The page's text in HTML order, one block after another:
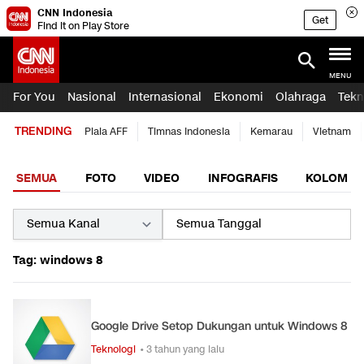
CNN Indonesia
Find it on Play Store
Get
MENU
For You Nasional Internasional Ekonomi Olahraga
TRENDING Piala AFF Timnas Indonesia Kemarau Vietnam
SEMUA FOTO VIDEO INFOGRAFIS KOLOM
Tag: windows 8
Google Drive Setop Dukungan untuk Windows 8
Teknologi • 3 tahun yang lalu